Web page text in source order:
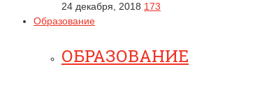
24 декабря, 2018 173
Образование
ОБРАЗОВАНИЕ